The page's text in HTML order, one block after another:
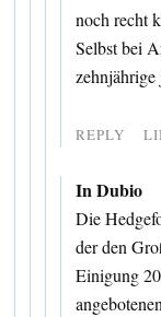
noch recht
Selbst bei
REPLY
In Dubio
Die
der den
Einigung